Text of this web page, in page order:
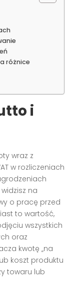
różnice
i
wraz z
w rozliczeniach
na
o pracę przed
to wartość,
wszystkich
oraz
kwotę „na
koszt produktu
towaru lub